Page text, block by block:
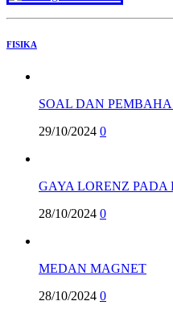
FISIKA
SOAL DAN
29/10/2024 0
GAYA LORENZ PADA
28/10/2024 0
MEDAN MAGNET
28/10/2024 0